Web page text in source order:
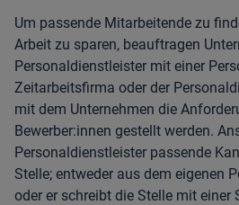
Um passende Mitarbeitende zu
Arbeit zu sparen, beauftragen
Personaldienstleister mit einer
Zeitarbeitsfirma oder der
mit dem Unternehmen die
Bewerber:innen gestellt werden.
Personaldienstleister passende
Stelle; entweder aus dem eigenen
oder er schreibt die Stelle mit einer